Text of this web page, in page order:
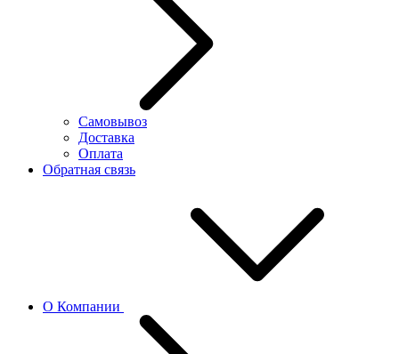
Самовывоз
Доставка
Оплата
Обратная связь
О Компании